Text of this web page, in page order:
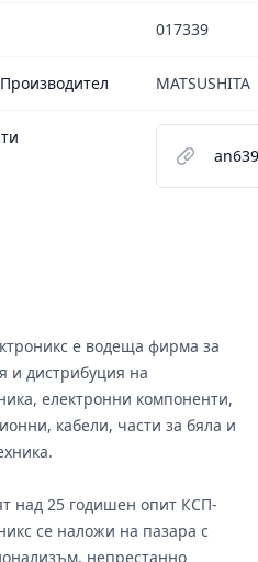
017339
MATSUSHITA
е водеща фирма за
и дистрибуция на
електронни компоненти,
кабели, части за бяла и
над 25 годишен опит КСП-
се наложи на пазара с
непрестанно